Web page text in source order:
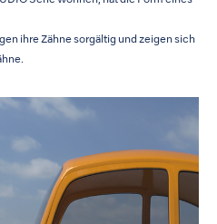
ihre Zähne sorgältig und zeigen sich